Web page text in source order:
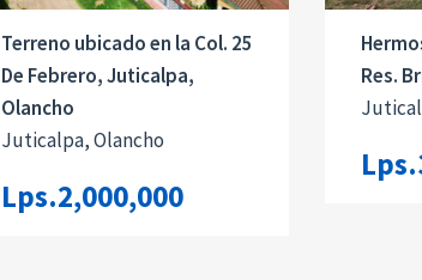
Terreno ubicado en la Col. 25
De Febrero, Juticalpa,
Olancho
Juticalpa, Olancho
Lps.2,000,000
Res.